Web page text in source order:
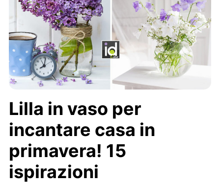
Lilla in vaso per
incantare casa in
primavera! 15
ispirazioni